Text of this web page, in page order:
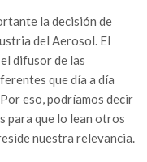
la decisión de
del Aerosol. El
difusor de las
que día a día
eso, podríamos decir
para que lo lean otros
nuestra relevancia.